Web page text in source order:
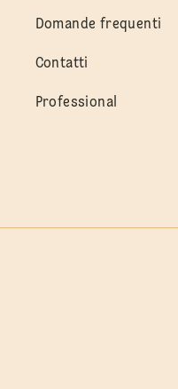
Domande frequenti
Contatti
Professional